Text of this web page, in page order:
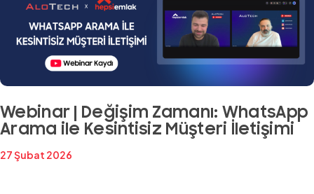
Webinar | Değişim Zamanı: WhatsApp
Arama ile Kesintisiz Müşteri İletişimi
27 Şubat 2026